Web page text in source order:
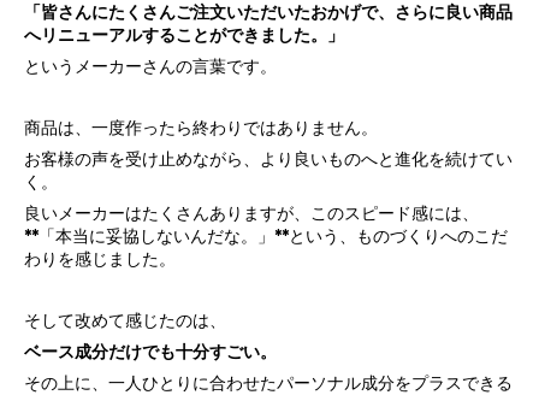
「皆さんにたくさんご注文いただいたおかげで、さらに良い商品
へリニューアルすることができました。」
というメーカーさんの言葉です。
商品は、一度作ったら終わりではありません。
お客様の声を受け止めながら、より良いものへと進化を続けてい
く。
良いメーカーはたくさんありますが、このスピード感には、
**「本当に妥協しないんだな。」**という、ものづくりへのこだ
わりを感じました。
そして改めて感じたのは、
ベース成分だけでも十分すごい。
その上に、一人ひとりに合わせたパーソナル成分をプラスできる